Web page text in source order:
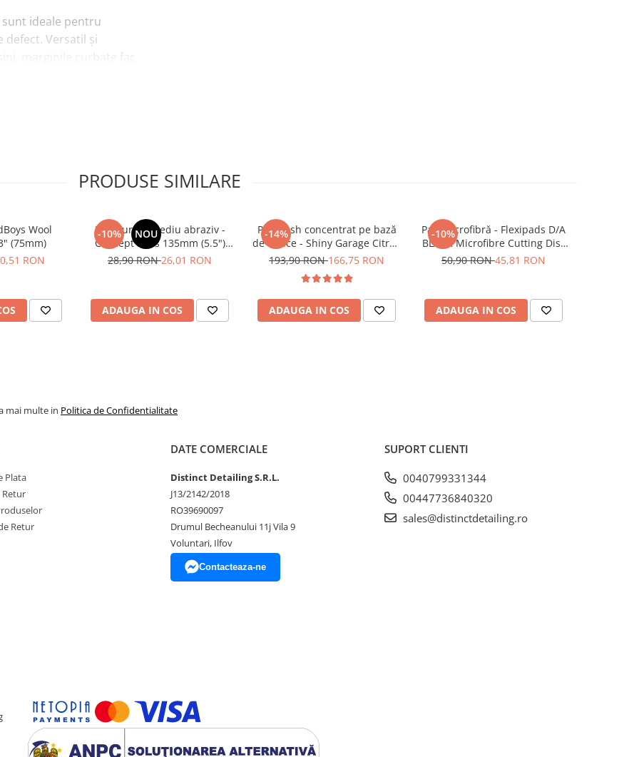
ideale pentru
Versatil și
pentru orice
mașini cu un unghi,
inițială va produce o
oferă o tăiere agresivă
PRODUSE SIMILARE
Wool
(75mm)
RON
-10% NOU
Pad burete mediu abraziv -
Concept Pads 135mm (5.5")
Yellow Polishing Pad
28,90 RON26,01 RON
ADAUGA IN COS
-14%
Pre-wash concentrat pe bază
de citrice - Shiny Garage Citrus
Infused TFR (5L)
193,90 RON166,75 RON
ADAUGA IN COS
-10%
Pad microfibră - Flexipads D/A
BLACK Microfibre Cutting Disc
5" (125mm)
50,90 RON45,81 RON
ADAUGA IN COS
mai multe in Politica de Confidentialitate
Plata
Retur
Retur
DATE COMERCIALE
Distinct Detailing S.R.L.
J13/2142/2018
RO39690097
Drumul Becheanului 11j Vila 9
Voluntari, Ilfov
Contacteaza-ne
SUPORT CLIENTI
0040799331344
00447736840320
sales@distinctdetailing.ro